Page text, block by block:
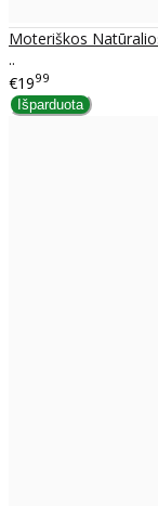
Moteriškos
..
€1999